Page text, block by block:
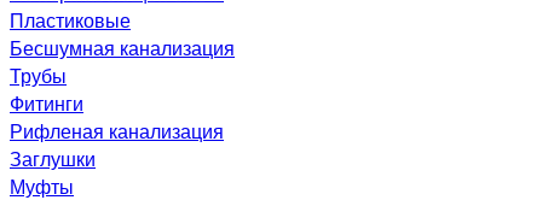
Пластиковые
Бесшумная канализация
Трубы
Фитинги
Рифленая канализация
Заглушки
Муфты